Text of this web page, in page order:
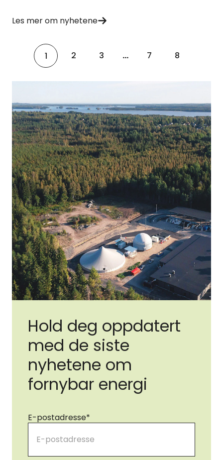
Les mer om nyhetene
1 2 3 ... 7 8
Hold deg oppdatert
med de siste
nyhetene om
fornybar energi
E-postadresse*